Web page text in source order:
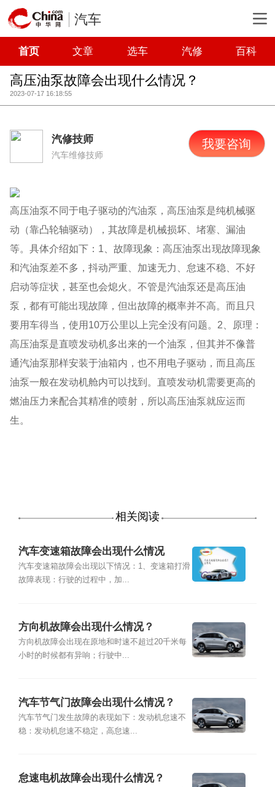
汽车
首页 文章 选车 汽修 百科
高压油泵故障会出现什么情况？
2023-07-17 16:18:55
汽修技师
汽车维修技师
我要咨询
高压油泵不同于电子驱动的汽油泵，高压油泵是纯机械驱
动（靠凸轮轴驱动），其故障是机械损坏、堵塞、漏油
等。具体介绍如下：1、故障现象：高压油泵出现故障现象
和汽油泵差不多，抖动严重、加速无力、怠速不稳、不好
启动等症状，甚至也会熄火。不管是汽油泵还是高压油
泵，都有可能出现故障，但出故障的概率并不高。而且只
要用车得当，使用10万公里以上完全没有问题。2、原理：
高压油泵是直喷发动机多出来的一个油泵，但其并不像普
通汽油泵那样安装于油箱内，也不用电子驱动，而且高压
油泵一般在发动机舱内可以找到。直喷发动机需要更高的
燃油压力来配合其精准的喷射，所以高压油泵就应运而
生。
相关阅读
汽车变速箱故障会出现什么情况
汽车变速箱故障会出现以下情况：1、变速箱打滑
故障表现：行驶的过程中，加...
方向机故障会出现什么情况？
方向机故障会出现在原地和时速不超过20千米每
小时的时候都有异响；行驶中...
汽车节气门故障会出现什么情况？
汽车节气门发生故障的表现如下：发动机怠速不
稳：发动机怠速不稳定，高怠速...
怠速电机故障会出现什么情况？